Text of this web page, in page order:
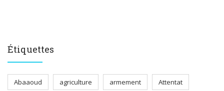
Étiquettes
Abaaoud agriculture armement Attentat